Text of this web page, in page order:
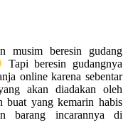
musim beresin gudang
Tapi beresin gudangnya
online karena sebentar
akan diadakan oleh
buat yang kemarin habis
barang incarannya di